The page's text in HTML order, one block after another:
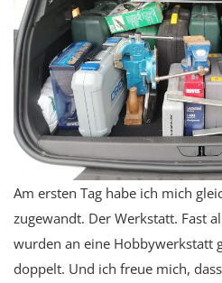
Am ersten Tag habe ich mich
zugewandt. Der Werkstatt. Fast
wurden an eine Hobbywerkstatt
doppelt. Und ich freue mich,